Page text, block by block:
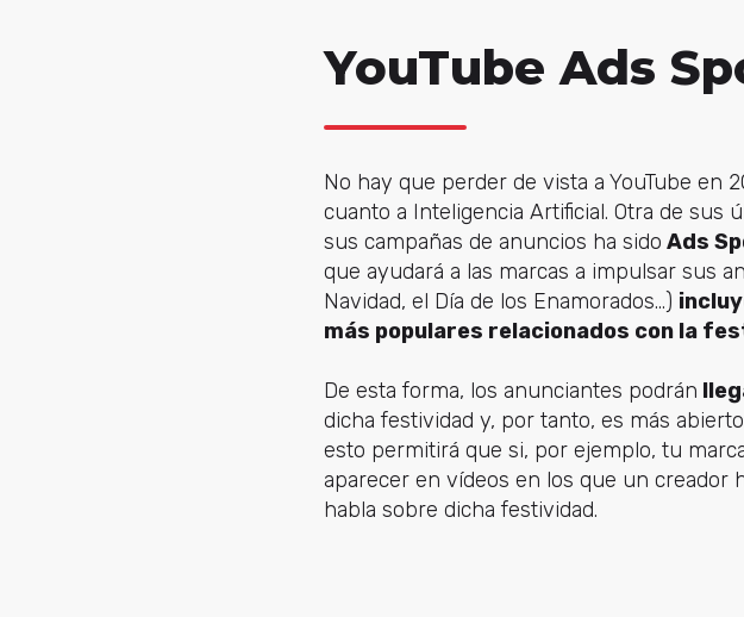
YouTube Ads
No hay que perder de vista a YouTube en
cuanto a Inteligencia Artificial. Otra de sus
sus campañas de anuncios ha sido Ads
que ayudará a las marcas a impulsar sus
Navidad, el Día de los Enamorados…)
más populares relacionados con la
De esta forma, los anunciantes podrán
dicha festividad y, por tanto, es más
esto permitirá que si, por ejemplo, tu
aparecer en vídeos en los que un creador
habla sobre dicha festividad.